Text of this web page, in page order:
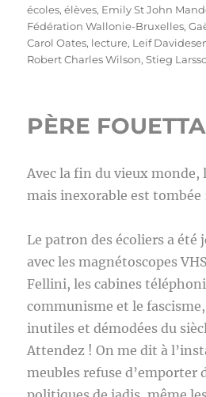
écoles,élèves, Emily St John
Fédération Wallonie-Bruxelles,
Carol Oates, lecture, Leif
Robert Charles Wilson,Stieg
PÈRE
Avec la fin du vieux monde,
mais inexorable est tombée
Le patron des écoliers a été
avec les magnétoscopes
Fellini, les cabines
communisme et le
inutiles et démodées du
Attendez ! On me dit à
meubles refuse d’emporter